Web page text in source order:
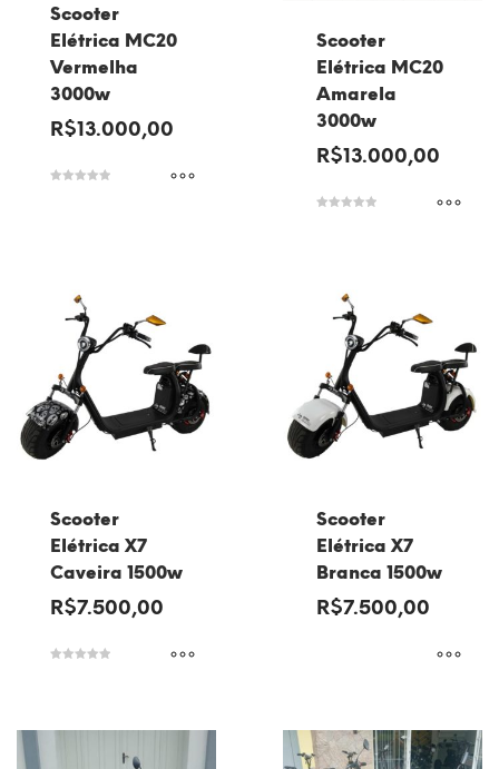
Scooter
Elétrica MC20
Vermelha
3000w
R$13.000,00
Scooter
Elétrica MC20
Amarela
3000w
R$13.000,00
Scooter
Elétrica X7
Caveira 1500w
R$7.500,00
Scooter
Elétrica X7
Branca 1500w
R$7.500,00